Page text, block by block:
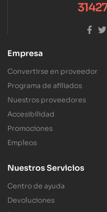
Empresa
Convertirse en proveedor
Programa de afiliados
Nuestros proveedores
Accesibilidad
Promociones
Empleos
Nuestros Servicios
Centro de ayuda
Devoluciones